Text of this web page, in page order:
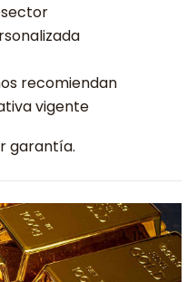
recomiendan
vigente
garantía.